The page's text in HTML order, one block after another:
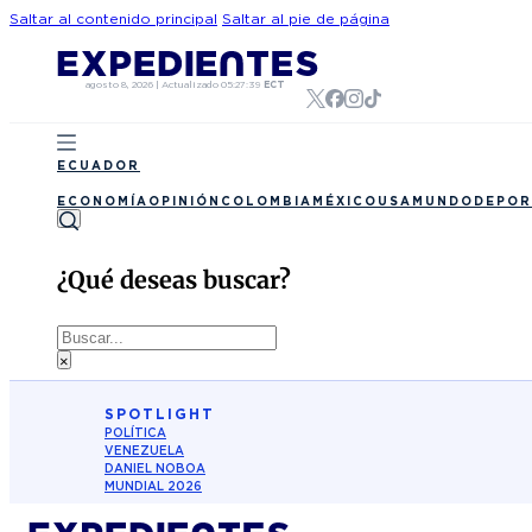
Saltar al contenido principal Saltar al pie de página
agosto 8, 2026 | Actualizado 05:27:39 ECT
ECUADOR
ECONOMÍA OPINIÓN COLOMBIA MÉXICO USA MUNDO
¿Qué deseas buscar?
Buscar
×
SPOTLIGHT
POLÍTICA
VENEZUELA
DANIEL NOBOA
MUNDIAL 2026